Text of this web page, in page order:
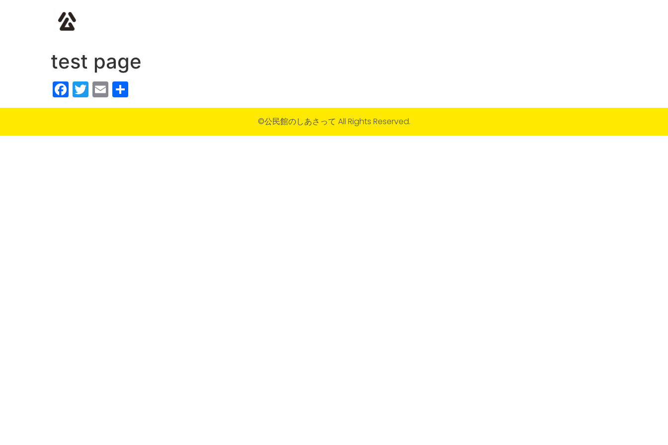
test page
Facebook
Twitter
Email
有
©公民館のしあさって All Rights Reserved.